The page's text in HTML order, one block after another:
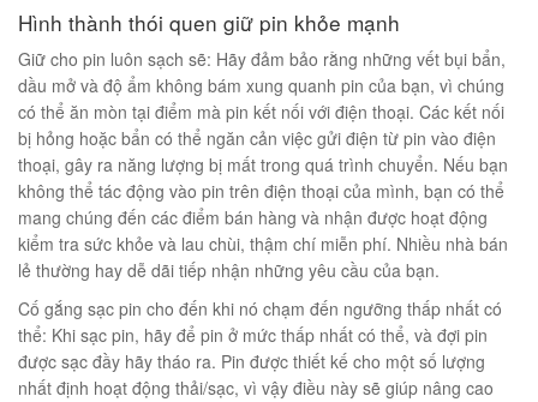
Hình thành thói quen giữ pin khỏe mạnh
Giữ cho pin luôn sạch sẽ: Hãy đảm bảo rằng những vết bụi bẩn,
dầu mở và độ ẩm không bám xung quanh pin của bạn, vì chúng
có thể ăn mòn tại điểm mà pin kết nối với điện thoại. Các kết nối
bị hỏng hoặc bẩn có thể ngăn cản việc gửi điện từ pin vào điện
thoại, gây ra năng lượng bị mất trong quá trình chuyển. Nếu bạn
không thể tác động vào pin trên điện thoại của mình, bạn có thể
mang chúng đến các điểm bán hàng và nhận được hoạt động
kiểm tra sức khỏe và lau chùi, thậm chí miễn phí. Nhiều nhà bán
lẻ thường hay dễ dãi tiếp nhận những yêu cầu của bạn.
Cố gắng sạc pin cho đến khi nó chạm đến ngưỡng thấp nhất có
thể: Khi sạc pin, hãy để pin ở mức thấp nhất có thể, và đợi pin
được sạc đầy hãy tháo ra. Pin được thiết kế cho một số lượng
nhất định hoạt động thải/sạc, vì vậy điều này sẽ giúp nâng cao